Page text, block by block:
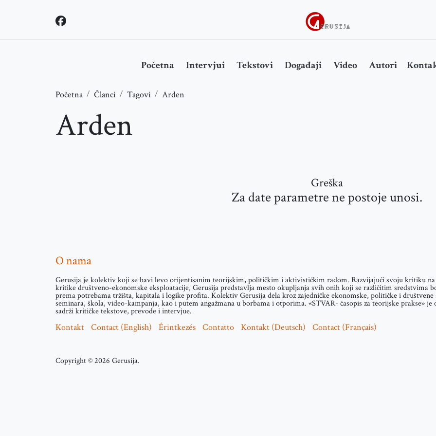
Početna Intervjui Tekstovi Događaji Video Autori
Početna Članci Tagovi Arden
Arden
Greška
Za date parametre ne postoje unosi.
O nama
Gerusija je kolektiv koji se bavi levo orijentisanim teorijskim, političkim i aktivističkim radom. Razvijajući svoju kritiku
kritike društveno-ekonomske eksploatacije, Gerusija predstavlja mesto okupljanja svih onih koji se različitim sredstvima
prema potrebama tržišta, kapitala i logike profita. Kolektiv Gerusija dela kroz zajedničke ekonomske, političke i
seminara, škola, video-kampanja, kao i putem angažmana u borbama i otporima. «STVAR- časopis za teorijske prakse»
sadrži kritičke tekstove, prevode i intervjue.
Kontakt Contact (English) Érintkezés Contatto Kontakt (Deutsch) Contact (Français)
Copyright © 2026 Gerusija.